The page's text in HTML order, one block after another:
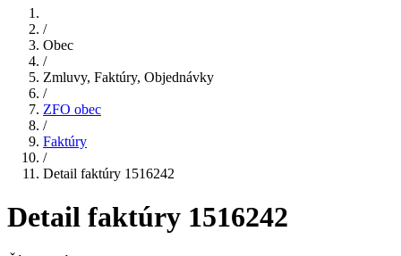
/
Obec
/
Zmluvy, Faktúry, Objednávky
/
ZFO obec
/
Faktúry
/
Detail faktúry 1516242
Detail faktúry 1516242